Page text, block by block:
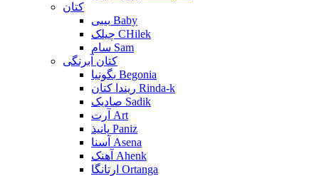
کتان
بیبی Baby
چیلک CHilek
سام Sam
کتان آبرنگی
بگونیا Begonia
ریندا کتان Rinda-k
صادیک Sadik
آرت Art
پانیذ Paniz
آسنا Asena
آهنک Ahenk
ارتانگا Ortanga